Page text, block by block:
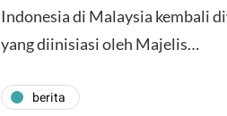
Indonesia di Malaysia kembali
yang diinisiasi oleh Majelis…
berita